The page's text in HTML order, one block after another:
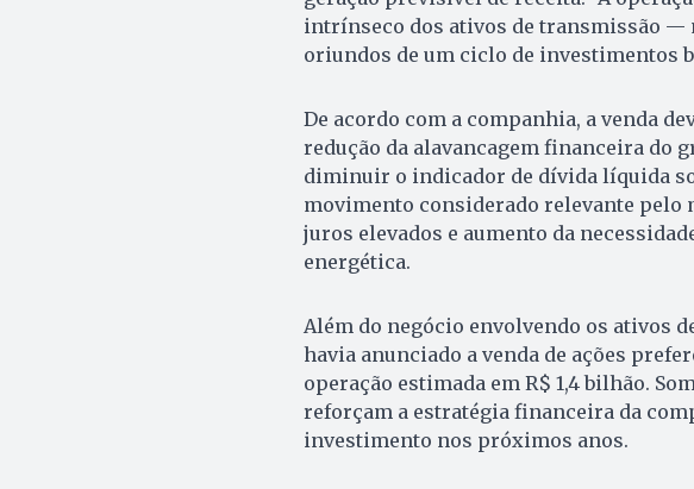
intrínseco dos ativos de transmissão —
oriundos de um ciclo de investimentos
De acordo com a companhia, a venda
redução da alavancagem financeira do
diminuir o indicador de dívida líquida
movimento considerado relevante pelo
juros elevados e aumento da
energética.
Além do negócio envolvendo os ativos
havia anunciado a venda de ações
operação estimada em R$ 1,4 bilhão.
reforçam a estratégia financeira da
investimento nos próximos anos.